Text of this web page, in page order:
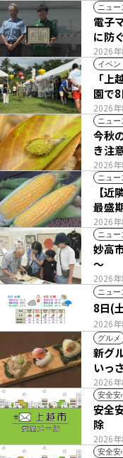
ニュー
2026
電子
に防
イベン
2026
「上
園で
ニュー
2026
今秋のブ
き注
ニュー
2026
【
最盛
い列
ニュー
2026
妙高
～
ニュー
2026
グルメ
2026
新グ
いっ
安全安
2026
安全
除
安全安